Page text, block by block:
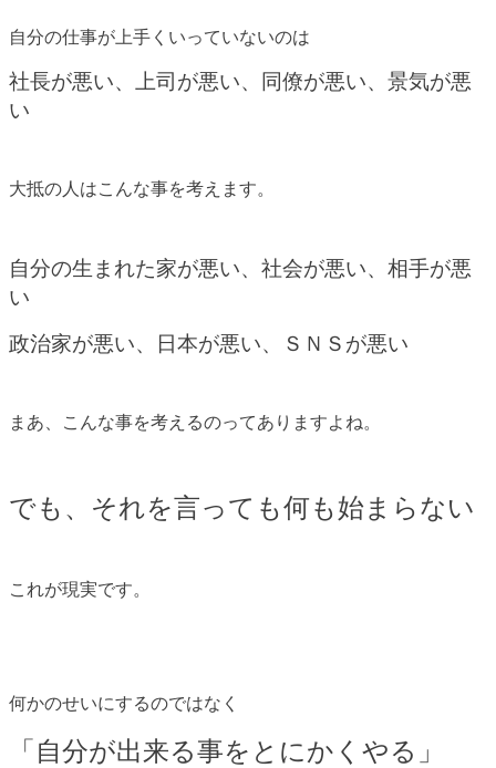
自分の仕事が上手くいっていないのは
社長が悪い、上司が悪い、同僚が悪い、景気が悪
い
大抵の人はこんな事を考えます。
自分の生まれた家が悪い、社会が悪い、相手が悪
い
政治家が悪い、日本が悪い、ＳＮＳが悪い
まあ、こんな事を考えるのってありますよね。
でも、それを言っても何も始まらない
これが現実です。
何かのせいにするのではなく
「自分が出来る事をとにかくやる」